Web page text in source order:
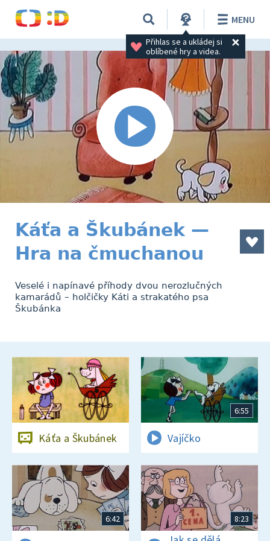
Přihlas se a ukládej si
oblíbené hry a videa.
MENU
Káťa a Škubánek —
Hra na čmuchanou
Veselé i napínavé příhody dvou nerozlučných
kamarádů – holčičky Káti a strakatého psa
Škubánka
Káťa a Škubánek
6:55
Vajíčko
6:42 8:23